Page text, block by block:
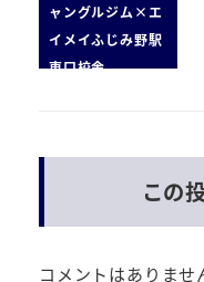
ャングルジム×エ
イメイふじみ野駅
東口校舎
この
コメントはありませ